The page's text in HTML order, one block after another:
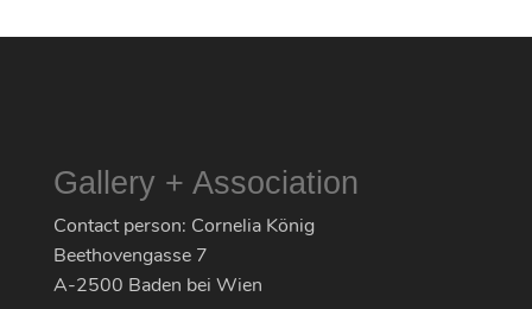
Gallery + Association
Contact person: Cornelia König
Beethovengasse 7
A-2500 Baden bei Wien